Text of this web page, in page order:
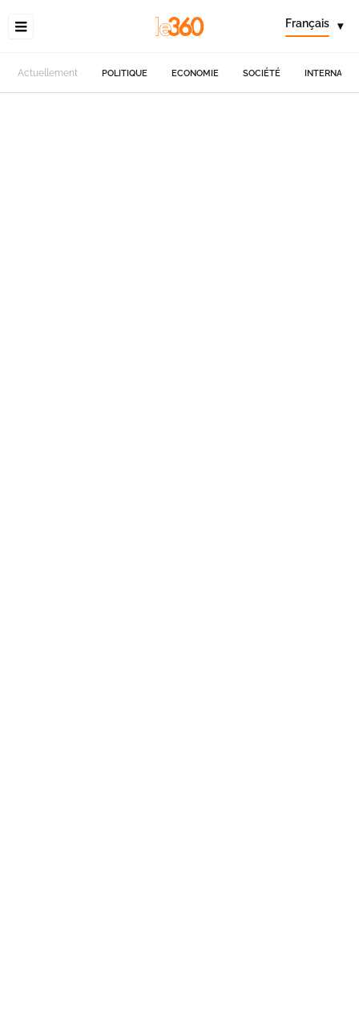
Français ▾
Actuellement POLITIQUE ECONOMIE SOCIÉTÉ